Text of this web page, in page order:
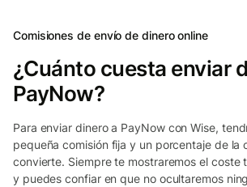
Comisiones de envío de dinero online
¿Cuánto cuesta enviar
PayNow?
Para enviar dinero a PayNow con Wise,
pequeña comisión fija y un porcentaje de la
convierte. Siempre te mostraremos el coste
y puedes confiar en que no ocultaremos